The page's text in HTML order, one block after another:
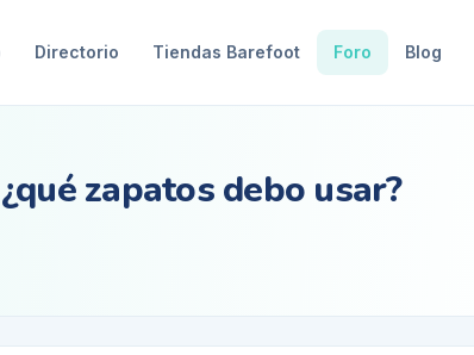
Directorio Tiendas Barefoot Foro Blog
zapatos debo usar?